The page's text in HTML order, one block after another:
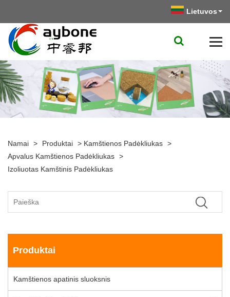
Lietuvos
Namai > Produktai > Kamštienos Padėkliukas >
Apvalus Kamštienos Padėkliukas >
Izoliuotas Kamštinis Padėkliukas
Produktai
Kamštienos apatinis sluoksnis